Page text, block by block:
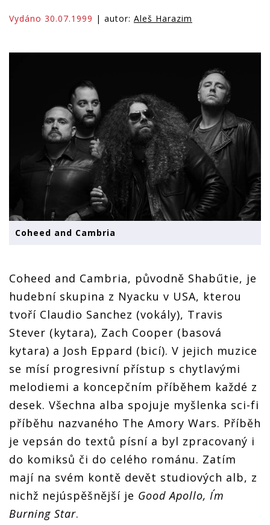
Vydáno 30.07.1999 | autor: Aleš Harazim
Coheed and Cambria
Coheed and Cambria, původně Shabűtie, je
hudební skupina z Nyacku v USA, kterou
tvoří Claudio Sanchez (vokály), Travis
Stever (kytara), Zach Cooper (basová
kytara) a Josh Eppard (bicí). V jejich muzice
se mísí progresivní přístup s chytlavými
melodiemi a koncepčním příběhem každé z
desek. Všechna alba spojuje myšlenka sci-fi
příběhu nazvaného The Amory Wars. Příběh
je vepsán do textů písní a byl zpracovaný i
do komiksů či do celého románu. Zatím
mají na svém kontě devět studiových alb, z
nichž nejúspěšnější je Good Apollo, I´m
Burning Star.